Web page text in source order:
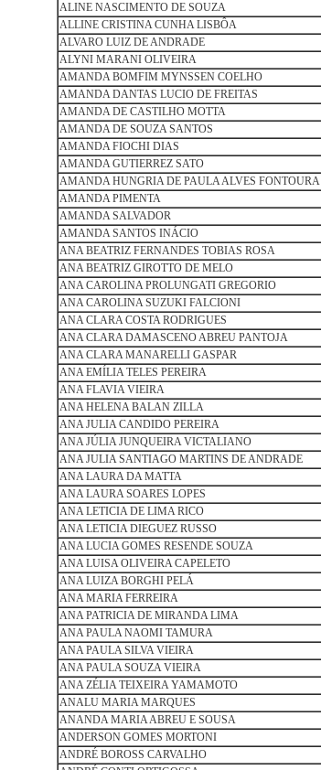
ALINE NASCIMENTO DE SOUZA
ALLINE CRISTINA CUNHA LISBÔA
ALVARO LUIZ DE ANDRADE
ALYNI MARANI OLIVEIRA
AMANDA BOMFIM MYNSSEN COELHO
AMANDA DANTAS LUCIO DE FREITAS
AMANDA DE CASTILHO MOTTA
AMANDA DE SOUZA SANTOS
AMANDA FIOCHI DIAS
AMANDA GUTIERREZ SATO
AMANDA HUNGRIA DE PAULA ALVES FONTOURA
AMANDA PIMENTA
AMANDA SALVADOR
AMANDA SANTOS INÁCIO
ANA BEATRIZ FERNANDES TOBIAS ROSA
ANA BEATRIZ GIROTTO DE MELO
ANA CAROLINA PROLUNGATI GREGORIO
ANA CAROLINA SUZUKI FALCIONI
ANA CLARA COSTA RODRIGUES
ANA CLARA DAMASCENO ABREU PANTOJA
ANA CLARA MANARELLI GASPAR
ANA EMÍLIA TELES PEREIRA
ANA FLAVIA VIEIRA
ANA HELENA BALAN ZILLA
ANA JULIA CANDIDO PEREIRA
ANA JÚLIA JUNQUEIRA VICTALIANO
ANA JULIA SANTIAGO MARTINS DE ANDRADE
ANA LAURA DA MATTA
ANA LAURA SOARES LOPES
ANA LETICIA DE LIMA RICO
ANA LETICIA DIEGUEZ RUSSO
ANA LUCIA GOMES RESENDE SOUZA
ANA LUISA OLIVEIRA CAPELETO
ANA LUIZA BORGHI PELÁ
ANA MARIA FERREIRA
ANA PATRICIA DE MIRANDA LIMA
ANA PAULA NAOMI TAMURA
ANA PAULA SILVA VIEIRA
ANA PAULA SOUZA VIEIRA
ANA ZÉLIA TEIXEIRA YAMAMOTO
ANALU MARIA MARQUES
ANANDA MARIA ABREU E SOUSA
ANDERSON GOMES MORTONI
ANDRÉ BOROSS CARVALHO